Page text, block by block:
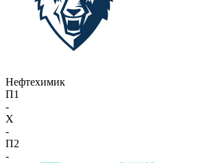
Нефтехимик
П1
-
X
-
П2
-